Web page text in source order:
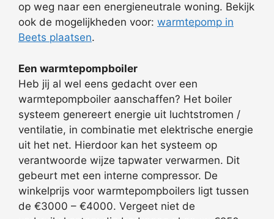
op weg naar een energieneutrale woning. Bekijk
ook de mogelijkheden voor: warmtepomp in
Beets plaatsen.
Een warmtepompboiler
Heb jij al wel eens gedacht over een
warmtepompboiler aanschaffen? Het boiler
systeem genereert energie uit luchtstromen /
ventilatie, in combinatie met elektrische energie
uit het net. Hierdoor kan het systeem op
verantwoorde wijze tapwater verwarmen. Dit
gebeurt met een interne compressor. De
winkelprijs voor warmtepompboilers ligt tussen
de €3000 – €4000. Vergeet niet de